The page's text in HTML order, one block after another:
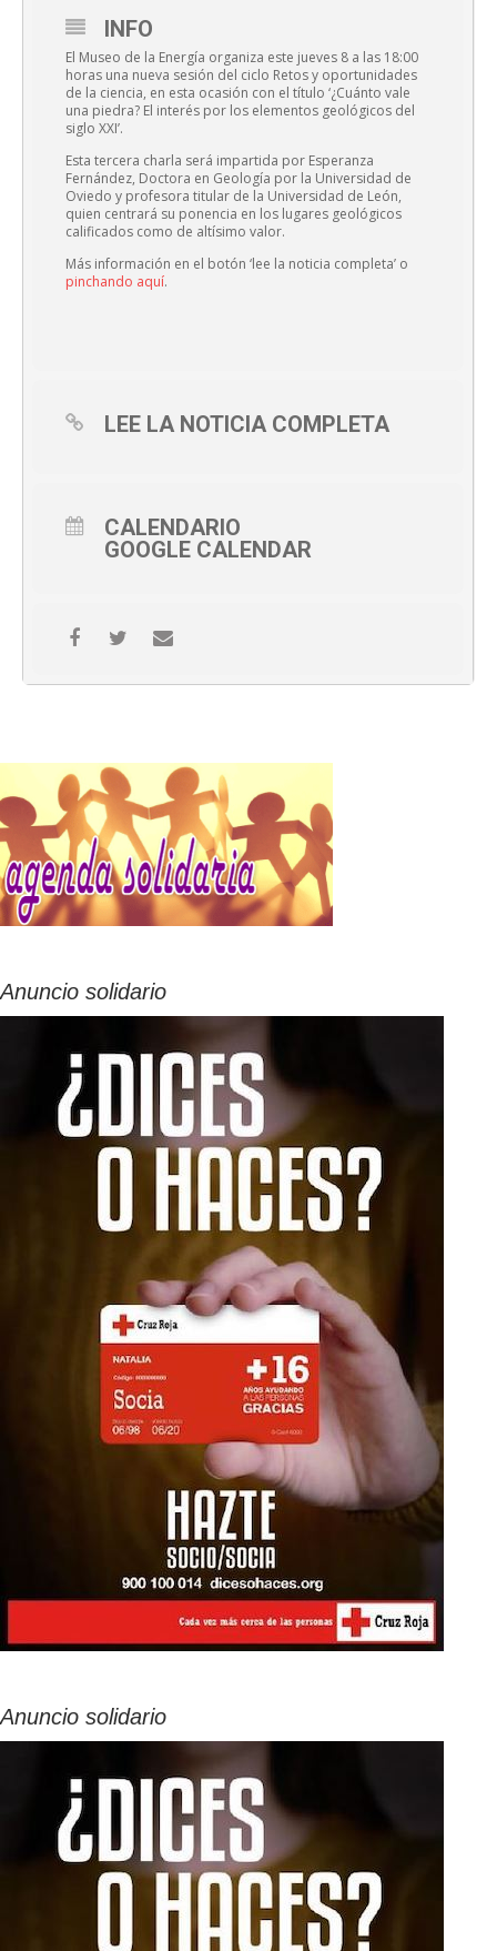
INFO
El Museo de la Energía organiza este jueves 8 a las 18:00
horas una nueva sesión del ciclo Retos y oportunidades
de la ciencia, en esta ocasión con el título ‘¿Cuánto vale
una piedra? El interés por los elementos geológicos del
siglo XXI’.
Esta tercera charla será impartida por Esperanza
Fernández, Doctora en Geología por la Universidad de
Oviedo y profesora titular de la Universidad de León,
quien centrará su ponencia en los lugares geológicos
calificados como de altísimo valor.
Más información en el botón ‘lee la noticia completa’ o
pinchando aquí.
LEE LA NOTICIA COMPLETA
CALENDARIO
GOOGLE CALENDAR
Anuncio solidario
Anuncio solidario